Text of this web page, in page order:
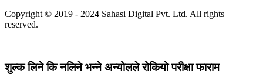
Copyright © 2019 - 2024 Sahasi Digital Pvt. Ltd. All rights
reserved.
शुल्क लिने कि नलिने भन्ने अन्योलले रोकियो परीक्षा फाराम